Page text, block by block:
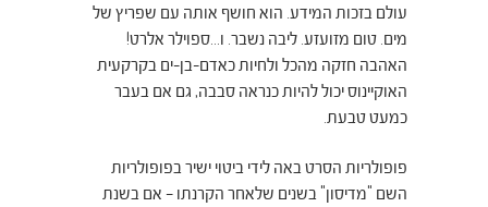
עולם בזכות המידע. הוא חושף אותה עם שפריץ של
מים. טום מזועזע. ליבה נשבר. ו…ספוילר אלרט!
האהבה חזקה מהכל ולחיות כאדם-בן-ים בקרקעית
האוקיינוס יכול להיות כנראה סבבה, גם אם בעבר
כמעט טבעת.
פופולריות הסרט באה לידי ביטוי ישיר בפופולריות
השם "מדיסון" בשנים שלאחר הקרנתו – אם בשנת